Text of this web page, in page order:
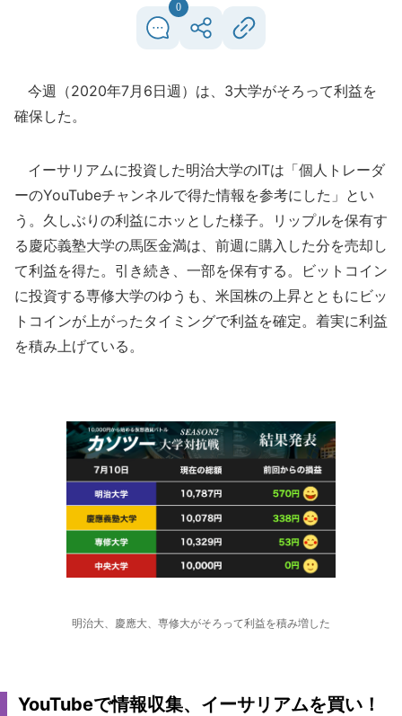
0
今週（2020年7月6日週）は、3大学がそろって利益を
確保した。
イーサリアムに投資した明治大学のITは「個人トレーダ
ーのYouTubeチャンネルで得た情報を参考にした」とい
う。久しぶりの利益にホッとした様子。リップルを保有す
る慶応義塾大学の馬医金満は、前週に購入した分を売却し
て利益を得た。引き続き、一部を保有する。ビットコイン
に投資する専修大学のゆうも、米国株の上昇とともにビッ
トコインが上がったタイミングで利益を確定。着実に利益
を積み上げている。
明治大、慶應大、専修大がそろって利益を積み増した
YouTubeで情報収集、イーサリアムを買い！